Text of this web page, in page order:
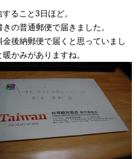
ること3日ほど。
の普通郵便で届きました。
後納郵便で届くと思っていまし
かみがありますね。